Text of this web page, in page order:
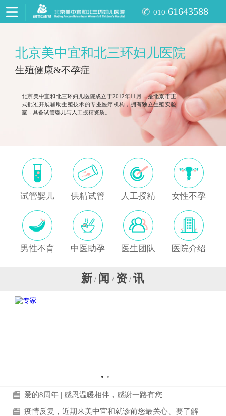
010-61643588
北京美中宜和北三环妇儿医院
生殖健康&不孕症
北京美中宜和北三环妇儿医院成立于2012年11月，是北京市正
式批准开展辅助生殖技术的专业医疗机构，拥有独立生殖实验
室，具备试管婴儿与人工授精资质。
试管婴儿 供精试管 人工授精 女性不孕
男性不育 中医助孕 医生团队 医院介绍
新 / 闻 / 资 / 讯
爱的8周年 | 感恩温暖相伴，感谢一路有您
疫情反复，近期来美中宜和就诊前您最关心、要了解